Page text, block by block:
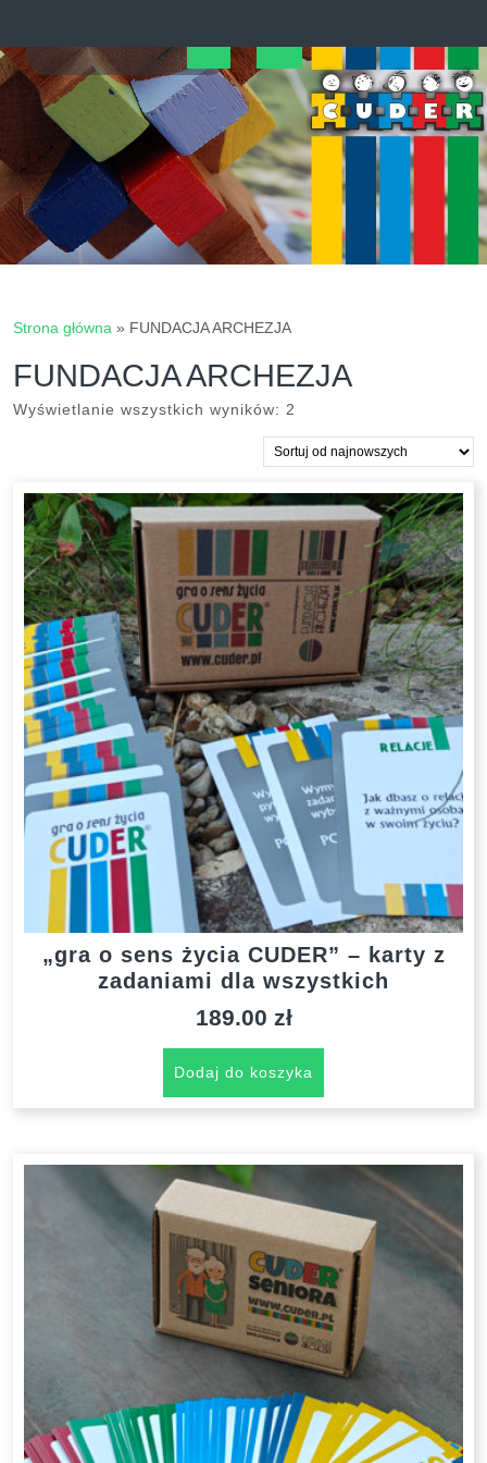
content
Open
Button
Strona główna » FUNDACJA ARCHEZJA
FUNDACJA ARCHEZJA
Wyświetlanie wszystkich wyników: 2
najnowszych
„gra o sens życia CUDER” – karty z
zadaniami dla wszystkich
189.00 zł
Dodaj do koszyka